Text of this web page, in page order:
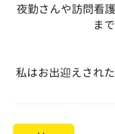
夜勤さんや訪問看
ま
私はお出迎えされ
投